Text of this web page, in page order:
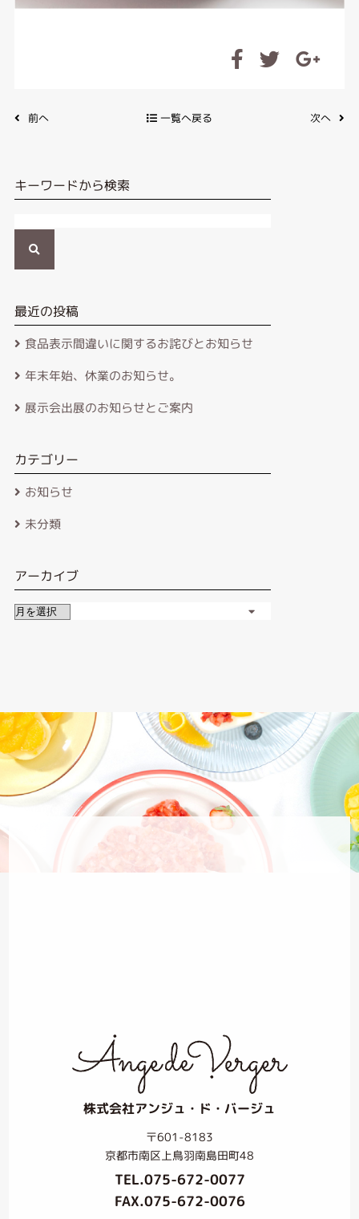
前へ 一覧へ戻る 次へ
キーワードから検索
最近の投稿
食品表示間違いに関するお詫びとお知らせ
年末年始、休業のお知らせ。
展示会出展のお知らせとご案内
カテゴリー
お知らせ
未分類
アーカイブ
株式会社アンジュ・ド・バージュ
〒601-8183
京都市南区上鳥羽南島田町48
TEL.075-672-0077
FAX.075-672-0076